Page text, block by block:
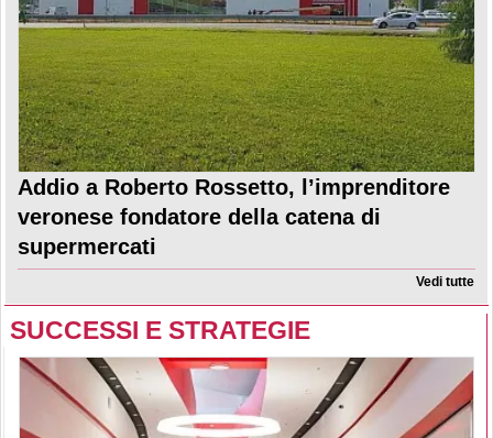
Addio a Roberto Rossetto, l’imprenditore
veronese fondatore della catena di
supermercati
Vedi tutte
SUCCESSI E STRATEGIE